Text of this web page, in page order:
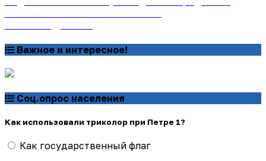
Важное и интересное!
Соц.опрос населения
Как использовали триколор при Петре 1?
Как государственный флаг